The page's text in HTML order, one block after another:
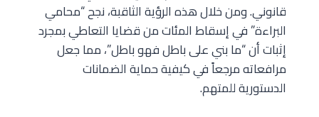
قانوني. ومن خلال هذه الرؤية الثاقبة، نجح “محامي
البراءة” في إسقاط المئات من قضايا التعاطي بمجرد
إثبات أن “ما بني على باطل فهو باطل”، مما جعل
مرافعاته مرجعاً في كيفية حماية الضمانات
الدستورية للمتهم.